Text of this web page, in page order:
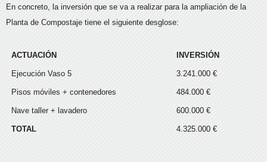
En concreto, la inversión que se va a realizar para la ampliación de la
Planta de Compostaje tiene el siguiente desglose:
ACTUACIÓN INVERSIÓN
Ejecución Vaso 5 3.241.000 €
Pisos móviles + contenedores 484.000 €
Nave taller + lavadero 600.000 €
TOTAL 4.325.000 €